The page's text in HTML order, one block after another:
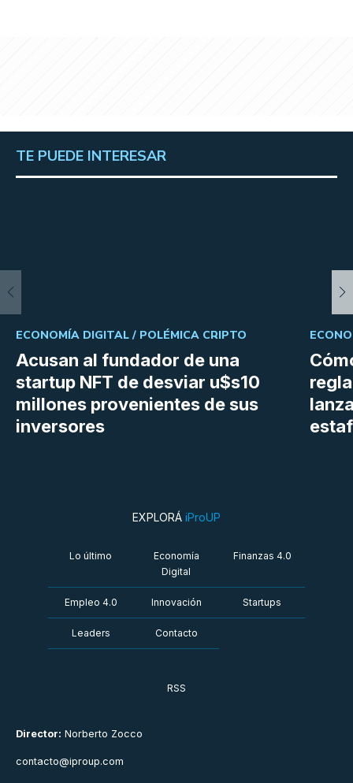
TE PUEDE INTERESAR
Acusan al fundador de una
startup NFT de desviar u$s10
millones provenientes de sus
inversores
ECONOMÍA DIGITAL / POLÉMICA CRIPTO
Director: Norberto Zocco
contacto@iproup.com
EXPLORÁ iProUP
Lo último
Economía
Digital
Finanzas 4.0
Empleo 4.0 Innovación Startups
Leaders Contacto
RSS